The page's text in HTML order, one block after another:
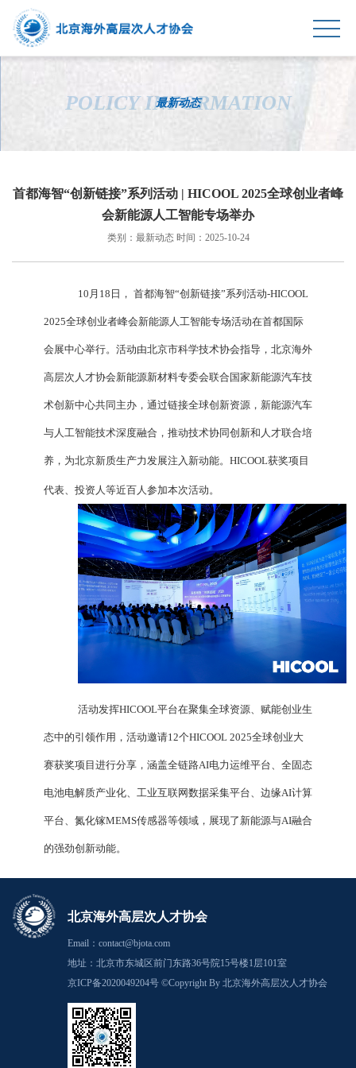
政策汇总
会员服务
最新动态
POLICY INFORMATION
首都海智“创新链接”系列活动 | HICOOL 2025全球创业者峰
会新能源人工智能专场举办
类别：最新动态 时间：2025-10-24
10月18日， 首都海智“创新链接”系列活动-HICOOL
2025全球创业者峰会新能源人工智能专场活动在首都国际
会展中心举行。活动由北京市科学技术协会指导，北京海外
高层次人才协会新能源新材料专委会联合国家新能源汽车技
术创新中心共同主办，通过链接全球创新资源，新能源汽车
与人工智能技术深度融合，推动技术协同创新和人才联合培
养，为北京新质生产力发展注入新动能。HICOOL获奖项目
代表、投资人等近百人参加本次活动。
活动发挥HICOOL平台在聚集全球资源、赋能创业生
态中的引领作用，活动邀请12个HICOOL 2025全球创业大
赛获奖项目进行分享，涵盖全链路AI电力运维平台、全固态
电池电解质产业化、工业互联网数据采集平台、边缘AI计算
平台、氮化镓MEMS传感器等领域，展现了新能源与AI融合
的强劲创新动能。
北京海外高层次人才协会
Email：contact@bjota.com
地址：北京市东城区前门东路36号院15号楼1层101室
京ICP备2020049204号 ©Copyright By 北京海外高层次人才协会